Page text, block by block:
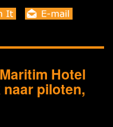
Hotel
piloten,